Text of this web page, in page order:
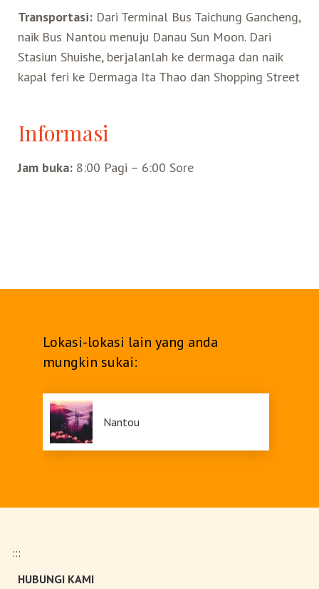
Transportasi:Dari Terminal Bus Taichung Gancheng,
naik Bus Nantou menuju Danau Sun Moon. Dari
Stasiun Shuishe, berjalanlah ke dermaga dan naik
kapal feri ke Dermaga Ita Thao dan Shopping Street
Informasi
Jam buka:8:00 Pagi – 6:00 Sore
Lokasi-lokasi lain yang anda
mungkin sukai:
Nantou
:::
HUBUNGI KAMI